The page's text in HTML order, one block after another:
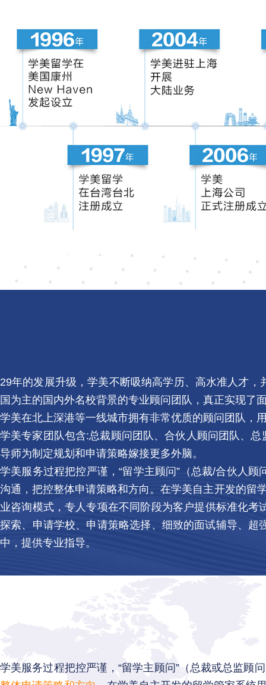
29年的发展升级，学美不断吸纳高学历、高水准人才
国为主的国内外名校背景的专业顾问团队，真正实现了
学美在北上深港等一线城市拥有非常优质的顾问团队，
学美专家团队包含:总裁顾问团队、合伙人顾问团队、
导师为制定规划和申请策略嫁接更多外脑。
学美服务过程把控严谨，“留学主顾问”（总裁/合伙人
沟通，把控整体申请策略和方向。在学美自主开发的留
业咨询模式，专人专项在不同阶段为客户提供标准化
探索、申请学校、申请策略选择、细致的面试辅导、
中，提供专业指导。
学美服务过程把控严谨，“留学主顾问”（总裁或总监顾